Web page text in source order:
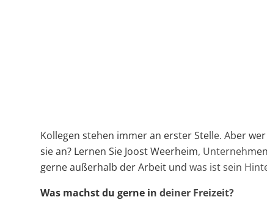
Kollegen stehen immer an erster Stelle. Aber
sie an? Lernen Sie Joost Weerheim,
gerne außerhalb der Arbeit und was ist sein
Was machst du gerne in deiner Freizeit?